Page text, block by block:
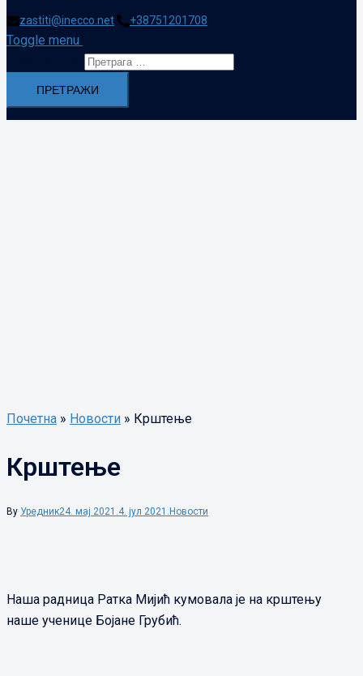
zastiti@inecco.net +38751201708
Toggle menu
Почетна » Новости » Крштење
Крштење
By Уредник24. мај 2021.4. јул 2021. Новости
Наша радница Ратка Мијић кумовала је на крштењу
наше ученице Бојане Грубић.